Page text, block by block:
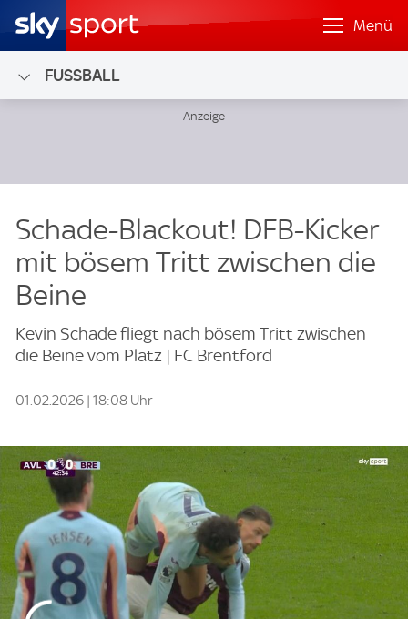
Menü
FUSSBALL
Schade-Blackout! DFB-Kicker
mit bösem Tritt zwischen die
Beine
Kevin Schade fliegt nach bösem Tritt zwischen
die Beine vom Platz | FC Brentford
01.02.2026 | 18:08 Uhr